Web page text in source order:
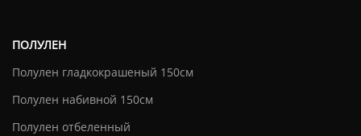
ПОЛУЛЕН
Полулен гладкокрашеный 150см
Полулен набивной 150см
Полулен отбеленный